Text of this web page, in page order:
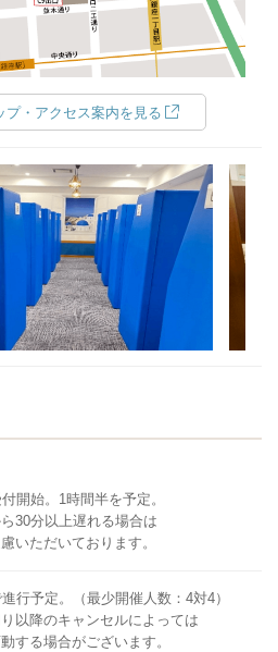
プ・アクセス案内を見る
開始。1時間半を予定。
30分以上遅れる場合は
いただいております。
行予定。（最少開催人数：4対4）
以降のキャンセルによっては
する場合がございます。